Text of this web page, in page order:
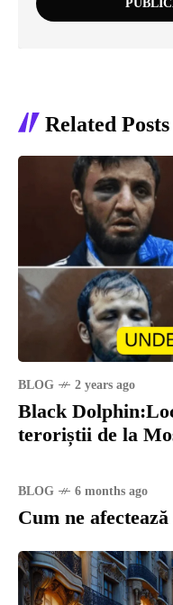
Related Posts
BLOG 2 years ago
Black
teroriștii de la
BLOG 6 months ago
Cum ne